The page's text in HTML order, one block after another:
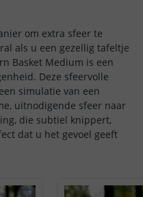
om extra sfeer te
als u een gezellig tafeltje
Basket Medium is een
Deze sfeervolle
simulatie van een
uitnodigende sfeer naar
die subtiel knippert,
dat u het gevoel geeft